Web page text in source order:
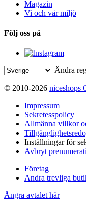
Magazin
Vi och vår miljö
Följ oss på
Ändra
© 2010-2026 niceshops
Impressum
Sekretesspolicy
Allmänna villkor
Inställningar för
Avbryt
Företag
Andra trevliga
Ångra avtalet här